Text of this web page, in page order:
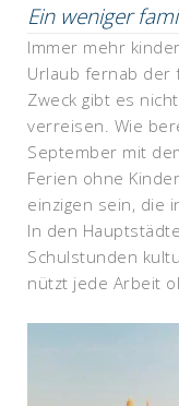
Ein weniger
Immer mehr
Urlaub fernab der
Zweck gibt es
verreisen. Wie
September mit
Ferien ohne
einzigen sein, die
In den
Schulstunden
nützt jede Arbeit